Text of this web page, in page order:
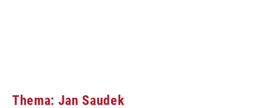
Thema: Jan Saudek